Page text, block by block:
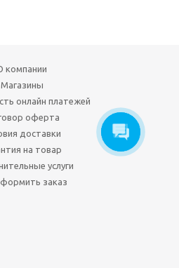
компании
Магазины
онлайн платежей
оферта
доставки
на товар
услуги
заказ